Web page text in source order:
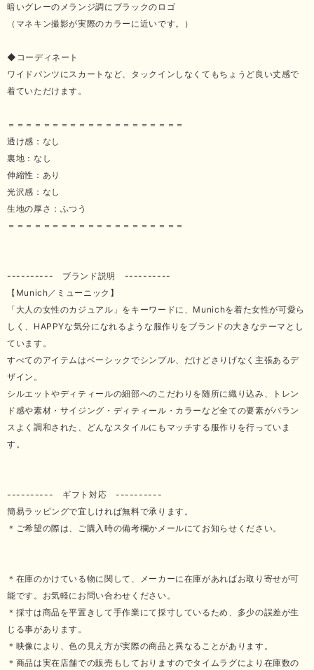
暗いグレーのメランジ調にブラックのロゴ
（マネキン撮影が実際のカラーに近いです。）
◆コーディネート
ワイドパンツにスカートなど、タックインしなくてもちょうど良い丈感で
着ていただけます。
＝＝＝＝＝＝＝＝＝＝＝＝＝＝＝＝＝＝＝＝
透け感：なし
裏地：なし
伸縮性：あり
光沢感：なし
生地の厚さ：ふつう
＝＝＝＝＝＝＝＝＝＝＝＝＝＝＝＝＝＝＝＝
---------- ブランド説明 ----------
【Munich／ミューニック】
「大人の女性のカジュアル」をキーワードに、Munichを着た女性が可愛ら
しく、HAPPYな気分になれるような服作りをブランドの大きなテーマとし
ています。
すべてのアイテムはベーシックでシンプル、だけどさりげなく主張あるデ
ザイン。
シルエットやディティールの細部へのこだわりを随所に織り込み、トレン
ド感や素材・サイジング・ディティール・カラーなど全ての要素がバラン
スよく調和された、どんなスタイルにもマッチする服作りを行っていま
す。
---------- ギフト対応 ----------
簡易ラッピングで宜しければ無料で承ります。
＊ご希望の際は、ご購入時の備考欄かメールにてお知らせください。
＊在庫のかけている物に関して、メーカーに在庫があればお取り寄せが可
能です。お気軽にお問い合わせください。
＊採寸は商品を平置きして手作業にて採寸しているため、多少の誤差が生
じる事があります。
＊映像により、色の見え方が実際の商品と異なることがあります。
＊商品は実在店舗での販売もしておりますのでタイムラグにより在庫数の